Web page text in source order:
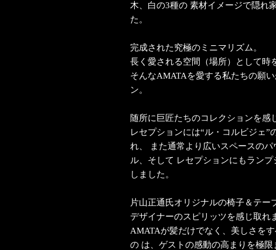
木、白の3種の 素材イメージで隠れ
た。
完成された究極のミニマリズム。
長く愛される空間（場所）として時
そんなAMATAを愛する私たちの願
ン。
随所に巨匠たちのコレクションを感
レセプションには“ル・コルビジェ”
れ、 また通常より広いスペースの
ル、そして レセプションにもラン
しました。
片山正通氏オリジナルの椅子＆テ
デザイナーのスピリッツを感じ取れ
AMATAが髪だけでなく、美しさを
の は、ゲストの感動の高まりを極限